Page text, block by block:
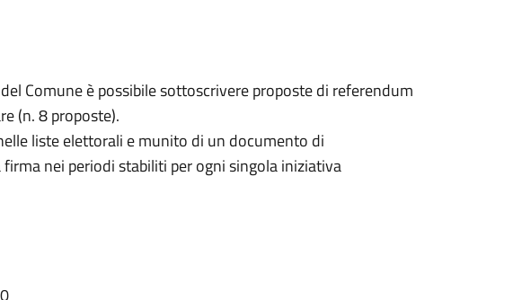
Comune è possibile sottoscrivere proposte di referendum
(n. 8 proposte).
liste elettorali e munito di un documento di
nei periodi stabiliti per ogni singola iniziativa